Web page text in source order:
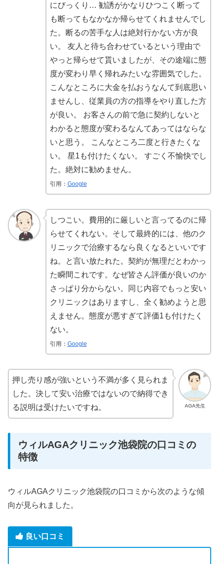
にびっくり… 勧誘がかなりひつこく断って
も断ってもなかなか帰らせてくれませんでし
た。断るの苦手な人は絶対行かない方が良
い。 友人と待ち合わせているという理由で
やっと帰らせて貰いましたが、その途端に態
度が変わり早く帰れみたいな雰囲気でした。
こんなところに大金を払おうなんて到底思い
ませんし、従業員の方の指導をやり直した方
が良い。 お客さんの前で急に契約しないと
わかると態度が変わるなんてあってはならな
いと思う。 こんなところ二度と行きたくな
い。 星1も付けたくない。 すごく不愉快でし
た。絶対に勧めません。
引用： Google
しつこい。費用的に厳しいと言ってるのに帰
らせてくれない。そして最終的には、他のク
リニックで治療するなら良くなるといいです
ね。と言い放たれた。契約が無理だとわかっ
た瞬間これです。なぜ皆さん評価が良いのか
さっぱり分からない。同じ内容でもっと安い
クリニックはありますし、全く勧めようと思
えません。態度が悪すぎて評価1も付けたく
ない。
引用： Google
AGA先生
押し売り感が強いという不満が多く見られま
した。決して安い治療ではないので納得でき
る説明は受けたいですね。
ウィルAGAクリニック池袋院の口コミの
特徴
ウィルAGAクリニック池袋院の口コミから次のような傾
向が見られました。
良い口コミ